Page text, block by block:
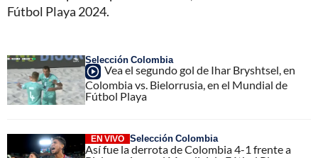
Fútbol Playa 2024.
Selección Colombia
Vea el segundo gol de Ihar Bryshtsel, en
Colombia vs. Bielorrusia, en el Mundial de
Fútbol Playa
EN VIVO Selección Colombia
Así fue la derrota de Colombia 4-1 frente a